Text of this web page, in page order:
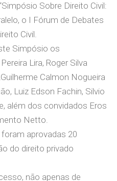
Sobre Direito Civil:
o I Fórum de Debates
Civil.
Simpósio os
Lira, Roger Silva
Calmon Nogueira
Luiz Edson Fachin, Silvio
além dos convidados Eros
Netto.
aprovadas 20
do direito privado
não apenas de